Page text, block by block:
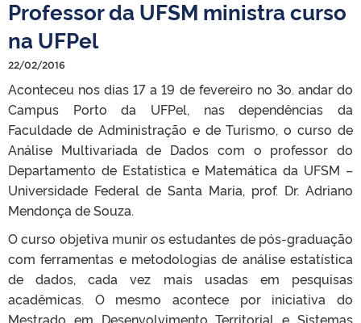
Professor da UFSM ministra curso
na UFPel
22/02/2016
Aconteceu nos dias 17 a 19 de fevereiro no 3o. andar do
Campus Porto da UFPel, nas dependências da
Faculdade de Administração e de Turismo, o curso de
Análise Multivariada de Dados com o professor do
Departamento de Estatística e Matemática da UFSM –
Universidade Federal de Santa Maria, prof. Dr. Adriano
Mendonça de Souza.
O curso objetiva munir os estudantes de pós-graduação
com ferramentas e metodologias de análise estatística
de dados, cada vez mais usadas em pesquisas
acadêmicas. O mesmo acontece por iniciativa do
Mestrado em Desenvolvimento Territorial e Sistemas